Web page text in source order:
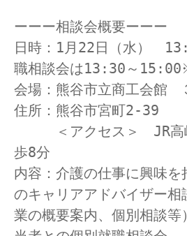
ーーー相談会概要ーーー
日時：1月22日（水）　
職相談会は13:30～
会場：熊谷市立商工会館　
住所：熊谷市宮町2-39
＜アクセス＞　JR高
歩8分
内容：介護の仕事に興味
のキャリアアドバイザー相
業の概要案内、個別相談等